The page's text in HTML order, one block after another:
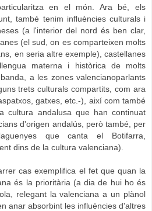
en el món. Ara bé, els
també tenim influències culturals i
(a l'interior del nord és ben clar,
(el sud, on es comparteixen molts
en seria altre exemple), castellanes
materna i històrica de molts
a les zones valencianoparlants
trets culturals compartits, com ara
gatxes, etc.-), així com també
cultura andalusa que han continuat
d'origen andalús, però també, per
que canta el Botifarra,
dins de la cultura valenciana).
cas exemplifica el fet que quan la
és la prioritària (a dia de hui ho és
relegant la valenciana a un plànol
anar absorbint les influències d'altres